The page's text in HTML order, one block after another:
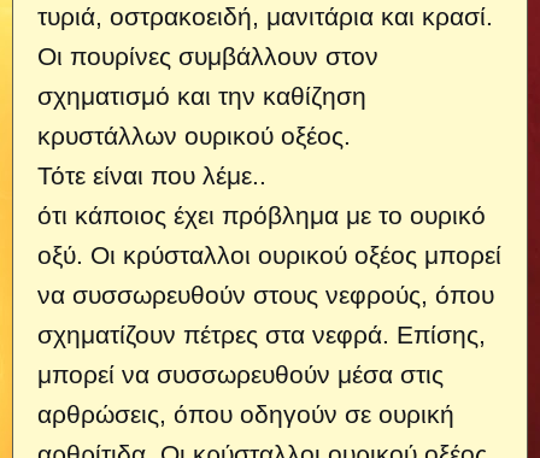
τυριά, οστρακοειδή, μανιτάρια και κρασί.
Οι πουρίνες συμβάλλουν στον
σχηματισμό και την καθίζηση
κρυστάλλων ουρικού οξέος.
Τότε είναι που λέμε..
ότι κάποιος έχει πρόβλημα με το ουρικό
οξύ. Οι κρύσταλλοι ουρικού οξέος μπορεί
να συσσωρευθούν στους νεφρούς, όπου
σχηματίζουν πέτρες στα νεφρά. Επίσης,
μπορεί να συσσωρευθούν μέσα στις
αρθρώσεις, όπου οδηγούν σε ουρική